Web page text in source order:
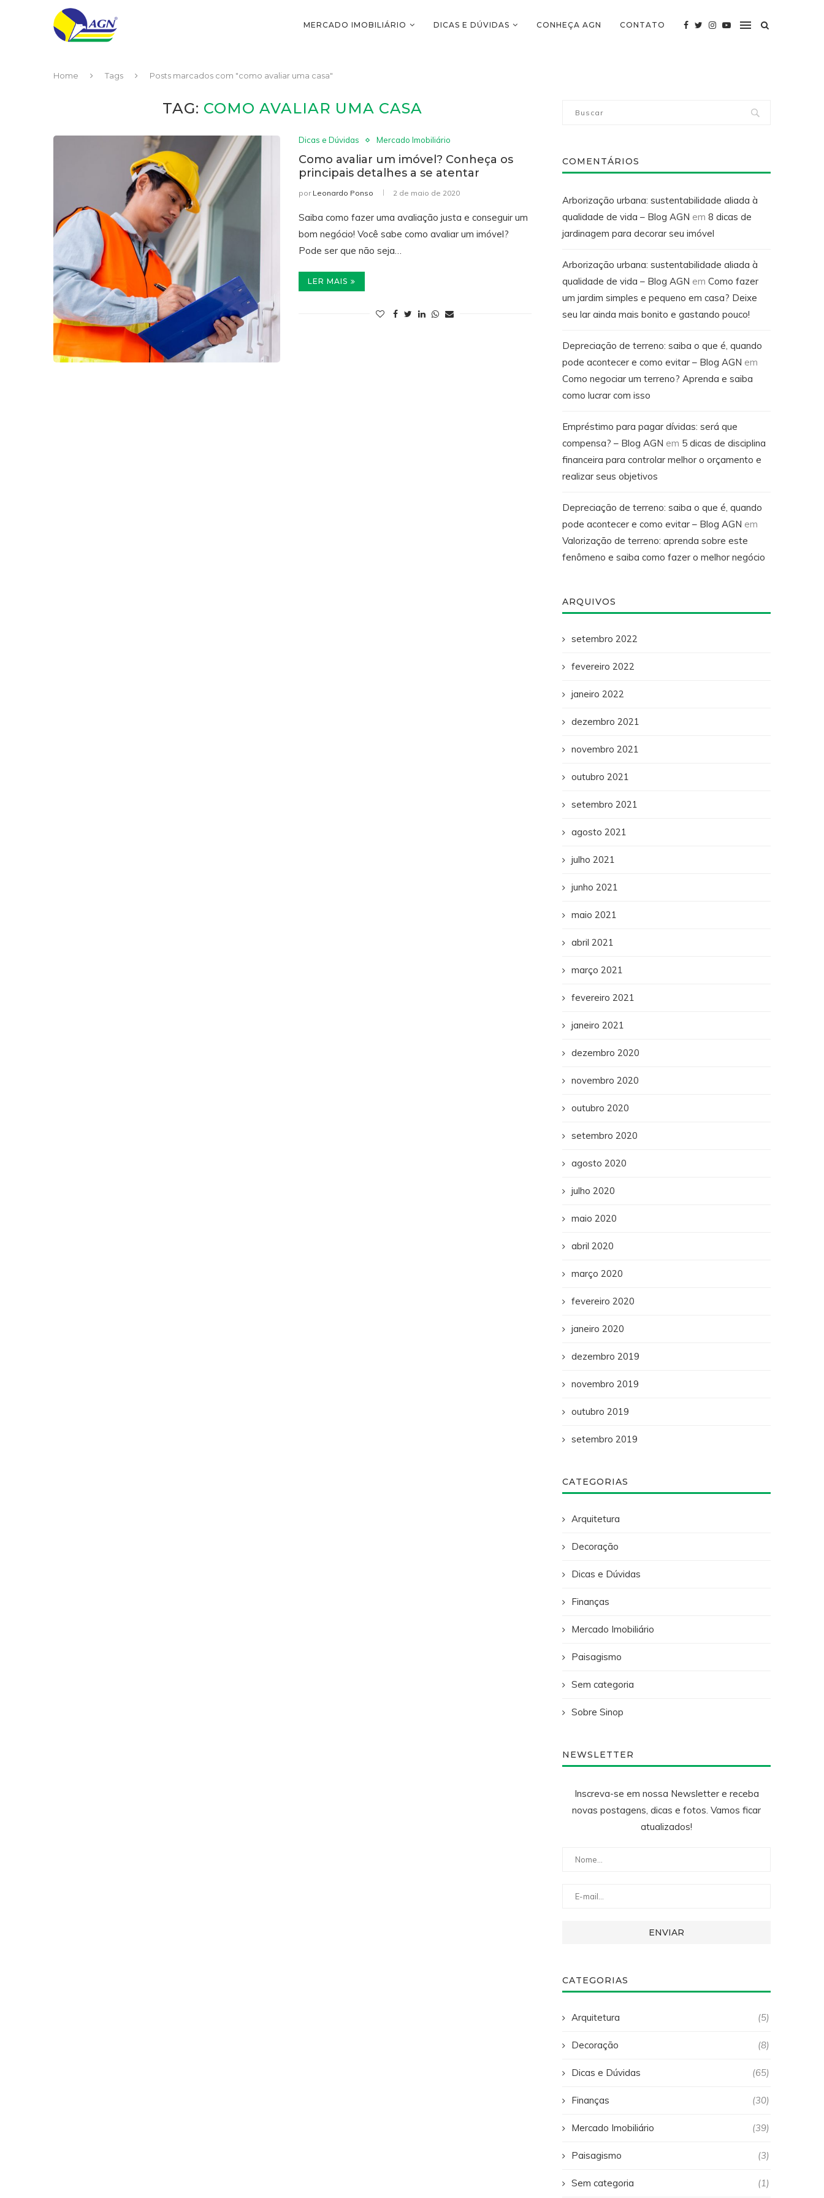
MERCADO IMOBILIÁRIO DICAS E DÚVIDAS CONHEÇA AGN CONTATO
Home Tags Posts marcados com "como avaliar uma casa"
TAG: COMO AVALIAR UMA CASA
Dicas e Dúvidas Mercado Imobiliário
Como avaliar um imóvel? Conheça os
principais detalhes a se atentar
por Leonardo Ponso 2 de maio de 2020
Saiba como fazer uma avaliação justa e conseguir um
bom negócio! Você sabe como avaliar um imóvel?
Pode ser que não seja…
LER MAIS
COMENTÁRIOS
Arborização urbana: sustentabilidade aliada à
qualidade de vida – Blog AGN em 8 dicas de
jardinagem para decorar seu imóvel
Arborização urbana: sustentabilidade aliada à
qualidade de vida – Blog AGN em Como fazer
um jardim simples e pequeno em casa? Deixe
seu lar ainda mais bonito e gastando pouco!
Depreciação de terreno: saiba o que é, quando
pode acontecer e como evitar – Blog AGN em
Como negociar um terreno? Aprenda e saiba
como lucrar com isso
Empréstimo para pagar dívidas: será que
compensa? – Blog AGN em 5 dicas de disciplina
financeira para controlar melhor o orçamento e
realizar seus objetivos
Depreciação de terreno: saiba o que é, quando
pode acontecer e como evitar – Blog AGN em
Valorização de terreno: aprenda sobre este
fenômeno e saiba como fazer o melhor negócio
ARQUIVOS
setembro 2022
fevereiro 2022
janeiro 2022
dezembro 2021
novembro 2021
outubro 2021
setembro 2021
agosto 2021
julho 2021
junho 2021
maio 2021
abril 2021
março 2021
fevereiro 2021
janeiro 2021
dezembro 2020
novembro 2020
outubro 2020
setembro 2020
agosto 2020
julho 2020
maio 2020
abril 2020
março 2020
fevereiro 2020
janeiro 2020
dezembro 2019
novembro 2019
outubro 2019
setembro 2019
CATEGORIAS
Arquitetura
Decoração
Dicas e Dúvidas
Finanças
Mercado Imobiliário
Paisagismo
Sem categoria
Sobre Sinop
NEWSLETTER
Inscreva-se em nossa Newsletter e receba
novas postagens, dicas e fotos. Vamos ficar
atualizados!
CATEGORIAS
Arquitetura (5)
Decoração (8)
Dicas e Dúvidas (65)
Finanças (30)
Mercado Imobiliário (39)
Paisagismo (3)
Sem categoria (1)